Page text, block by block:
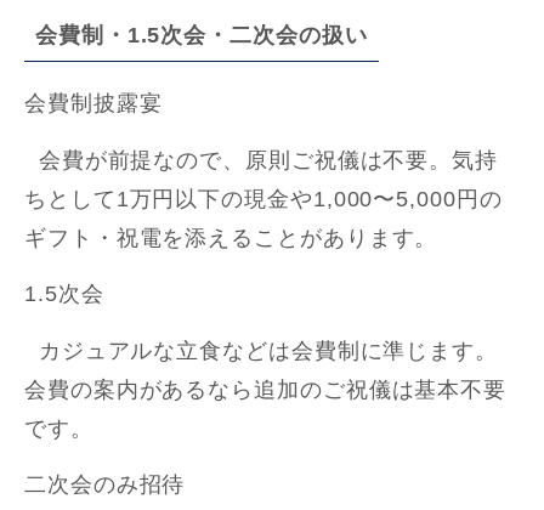
会費制・1.5次会・二次会の扱い
会費制披露宴
会費が前提なので、原則ご祝儀は不要。気持
ちとして1万円以下の現金や1,000〜5,000円の
ギフト・祝電を添えることがあります。
1.5次会
カジュアルな立食などは会費制に準じます。
会費の案内があるなら追加のご祝儀は基本不要
です。
二次会のみ招待